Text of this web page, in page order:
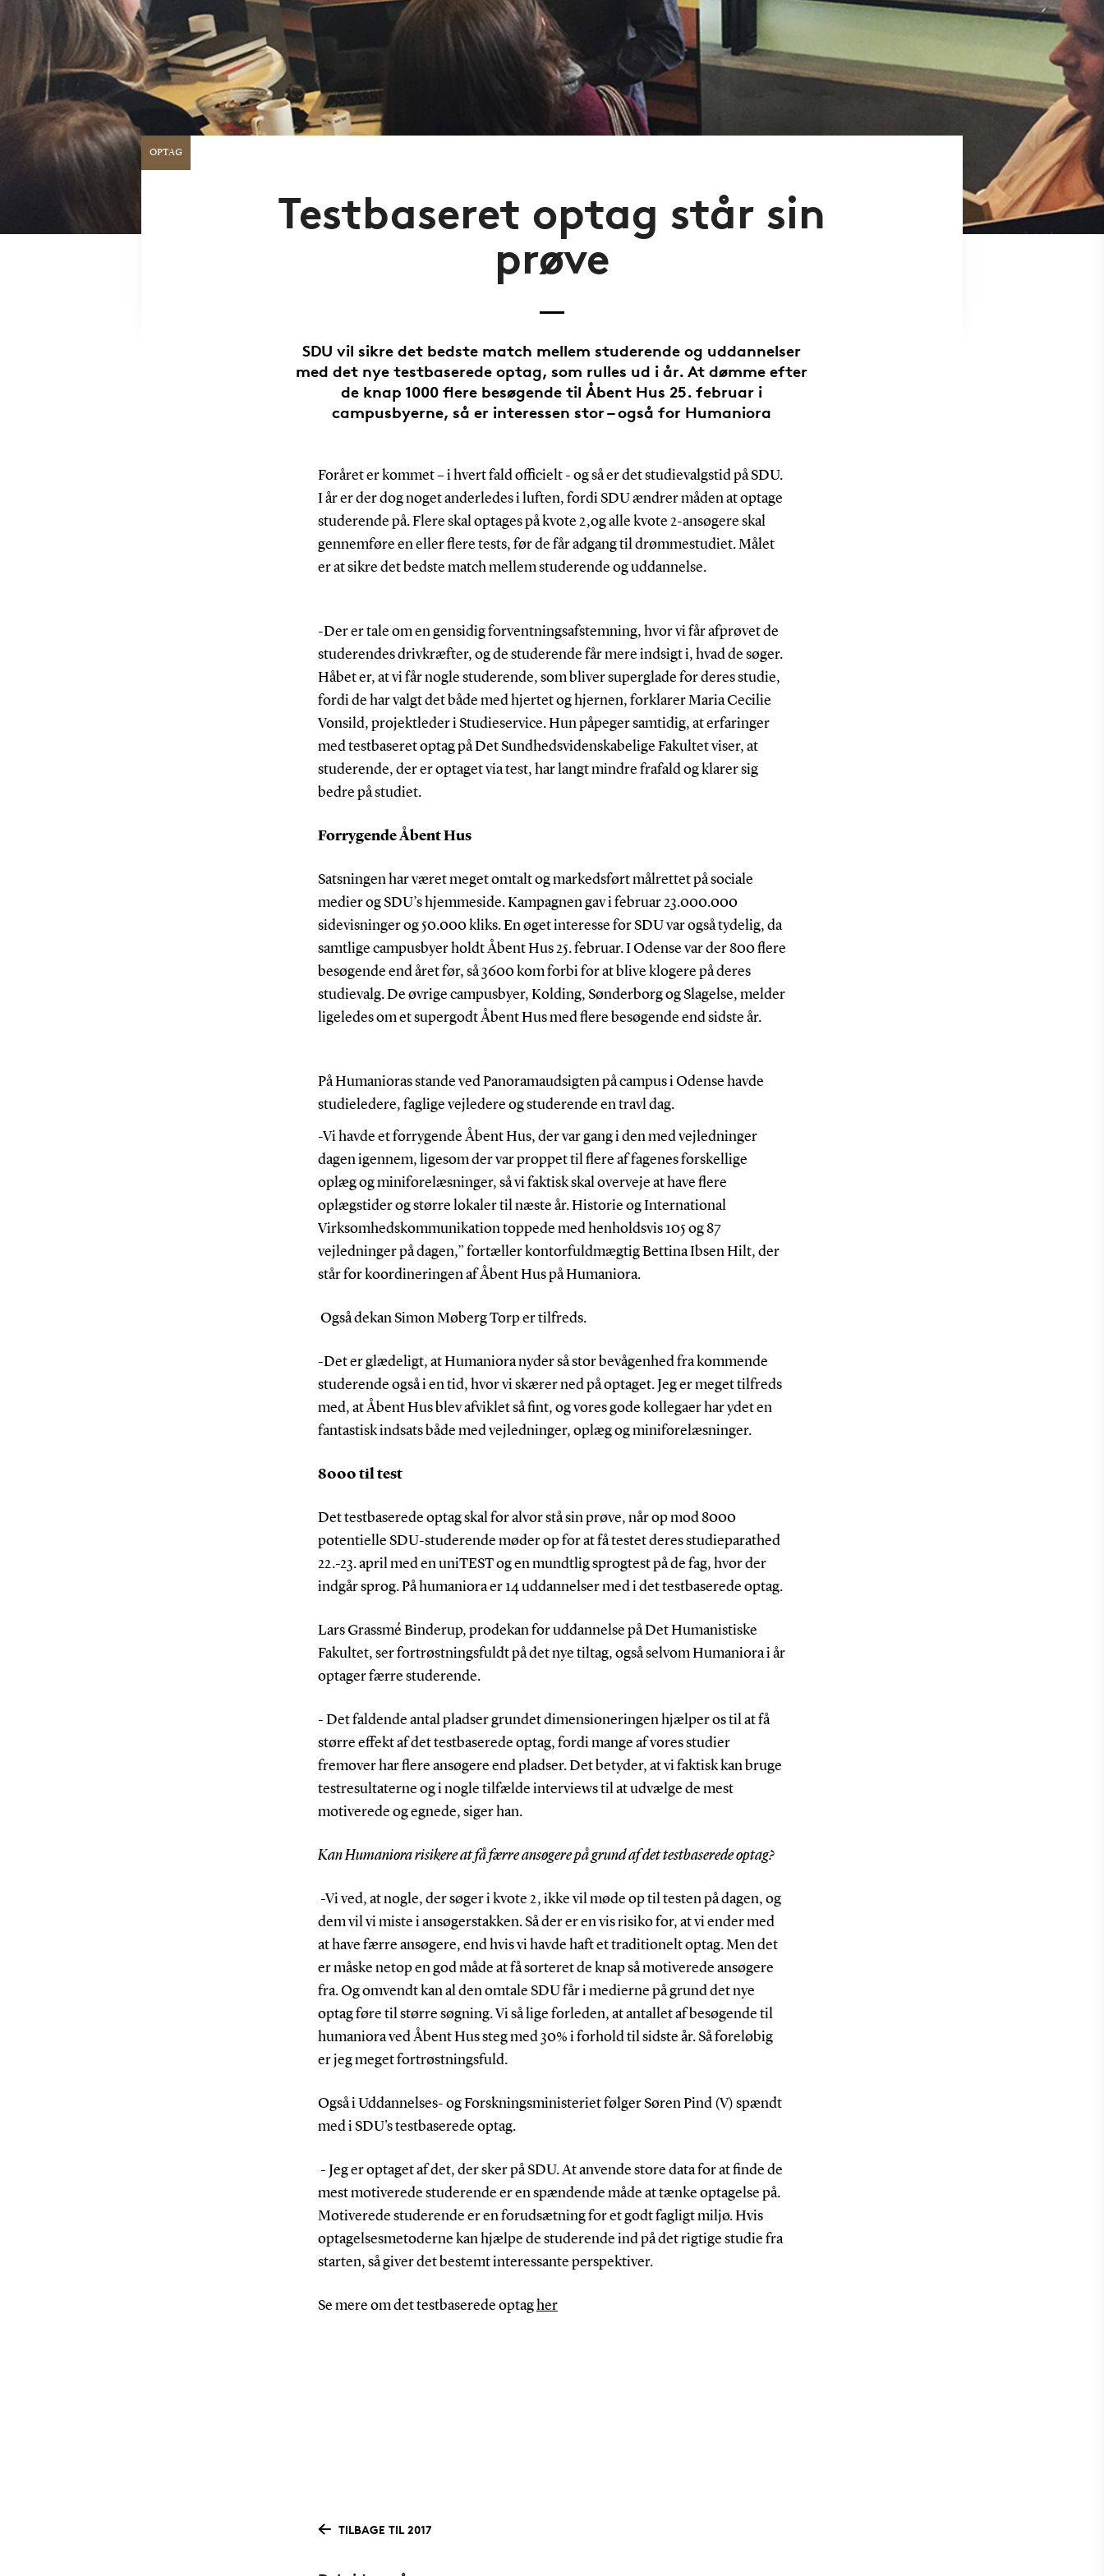
OPTAG
Testbaseret optag står sin
prøve
SDU vil sikre det bedste match mellem studerende og uddannelser
med det nye testbaserede optag, som rulles ud i år. At dømme efter
de knap 1000 flere besøgende til Åbent Hus 25. februar i
campusbyerne, så er interessen stor – også for Humaniora
Foråret er kommet – i hvert fald officielt - og så er det studievalgstid på SDU.
I år er der dog noget anderledes i luften, fordi SDU ændrer måden at optage
studerende på. Flere skal optages på kvote 2,og alle kvote 2-ansøgere skal
gennemføre en eller flere tests, før de får adgang til drømmestudiet. Målet
er at sikre det bedste match mellem studerende og uddannelse.
-Der er tale om en gensidig forventningsafstemning, hvor vi får afprøvet de
studerendes drivkræfter, og de studerende får mere indsigt i, hvad de søger.
Håbet er, at vi får nogle studerende, som bliver superglade for deres studie,
fordi de har valgt det både med hjertet og hjernen, forklarer Maria Cecilie
Vonsild, projektleder i Studieservice. Hun påpeger samtidig, at erfaringer
med testbaseret optag på Det Sundhedsvidenskabelige Fakultet viser, at
studerende, der er optaget via test, har langt mindre frafald og klarer sig
bedre på studiet.
Forrygende Åbent Hus
Satsningen har været meget omtalt og markedsført målrettet på sociale
medier og SDU’s hjemmeside. Kampagnen gav i februar 23.000.000
sidevisninger og 50.000 kliks. En øget interesse for SDU var også tydelig, da
samtlige campusbyer holdt Åbent Hus 25. februar. I Odense var der 800 flere
besøgende end året før, så 3600 kom forbi for at blive klogere på deres
studievalg. De øvrige campusbyer, Kolding, Sønderborg og Slagelse, melder
ligeledes om et supergodt Åbent Hus med flere besøgende end sidste år.
På Humanioras stande ved Panoramaudsigten på campus i Odense havde
studieledere, faglige vejledere og studerende en travl dag.
-Vi havde et forrygende Åbent Hus, der var gang i den med vejledninger
dagen igennem, ligesom der var proppet til flere af fagenes forskellige
oplæg og miniforelæsninger, så vi faktisk skal overveje at have flere
oplægstider og større lokaler til næste år. Historie og International
Virksomhedskommunikation toppede med henholdsvis 105 og 87
vejledninger på dagen,” fortæller kontorfuldmægtig Bettina Ibsen Hilt, der
står for koordineringen af Åbent Hus på Humaniora.
Også dekan Simon Møberg Torp er tilfreds.
-Det er glædeligt, at Humaniora nyder så stor bevågenhed fra kommende
studerende også i en tid, hvor vi skærer ned på optaget. Jeg er meget tilfreds
med, at Åbent Hus blev afviklet så fint, og vores gode kollegaer har ydet en
fantastisk indsats både med vejledninger, oplæg og miniforelæsninger.
8000 til test
Det testbaserede optag skal for alvor stå sin prøve, når op mod 8000
potentielle SDU-studerende møder op for at få testet deres studieparathed
22.-23. april med en uniTEST og en mundtlig sprogtest på de fag, hvor der
indgår sprog. På humaniora er 14 uddannelser med i det testbaserede optag.
Lars Grassmé Binderup, prodekan for uddannelse på Det Humanistiske
Fakultet, ser fortrøstningsfuldt på det nye tiltag, også selvom Humaniora i år
optager færre studerende.
- Det faldende antal pladser grundet dimensioneringen hjælper os til at få
større effekt af det testbaserede optag, fordi mange af vores studier
fremover har flere ansøgere end pladser. Det betyder, at vi faktisk kan bruge
testresultaterne og i nogle tilfælde interviews til at udvælge de mest
motiverede og egnede, siger han.
Kan Humaniora risikere at få færre ansøgere på grund af det testbaserede optag?
-Vi ved, at nogle, der søger i kvote 2, ikke vil møde op til testen på dagen, og
dem vil vi miste i ansøgerstakken. Så der er en vis risiko for, at vi ender med
at have færre ansøgere, end hvis vi havde haft et traditionelt optag. Men det
er måske netop en god måde at få sorteret de knap så motiverede ansøgere
fra. Og omvendt kan al den omtale SDU får i medierne på grund det nye
optag føre til større søgning. Vi så lige forleden, at antallet af besøgende til
humaniora ved Åbent Hus steg med 30% i forhold til sidste år. Så foreløbig
er jeg meget fortrøstningsfuld.
Også i Uddannelses- og Forskningsministeriet følger Søren Pind (V) spændt
med i SDU's testbaserede optag.
- Jeg er optaget af det, der sker på SDU. At anvende store data for at finde de
mest motiverede studerende er en spændende måde at tænke optagelse på.
Motiverede studerende er en forudsætning for et godt fagligt miljø. Hvis
optagelsesmetoderne kan hjælpe de studerende ind på det rigtige studie fra
starten, så giver det bestemt interessante perspektiver.
Se mere om det testbaserede optag her
TILBAGE TIL 2017